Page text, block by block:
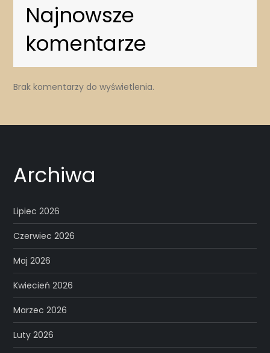
Najnowsze
komentarze
Brak komentarzy do wyświetlenia.
Archiwa
Lipiec 2026
Czerwiec 2026
Maj 2026
Kwiecień 2026
Marzec 2026
Luty 2026